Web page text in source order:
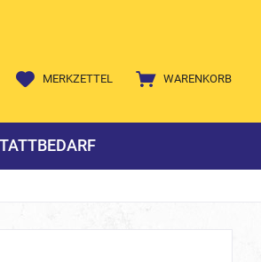
WARENKORB
MERKZETTEL